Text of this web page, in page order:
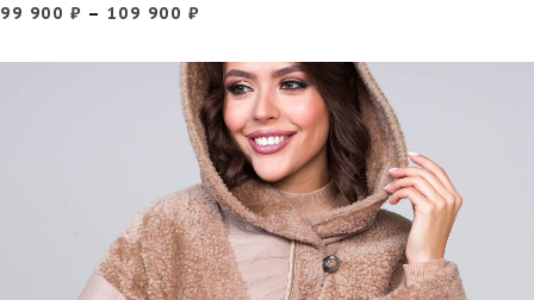
99 900 ₽ – 109 900 ₽